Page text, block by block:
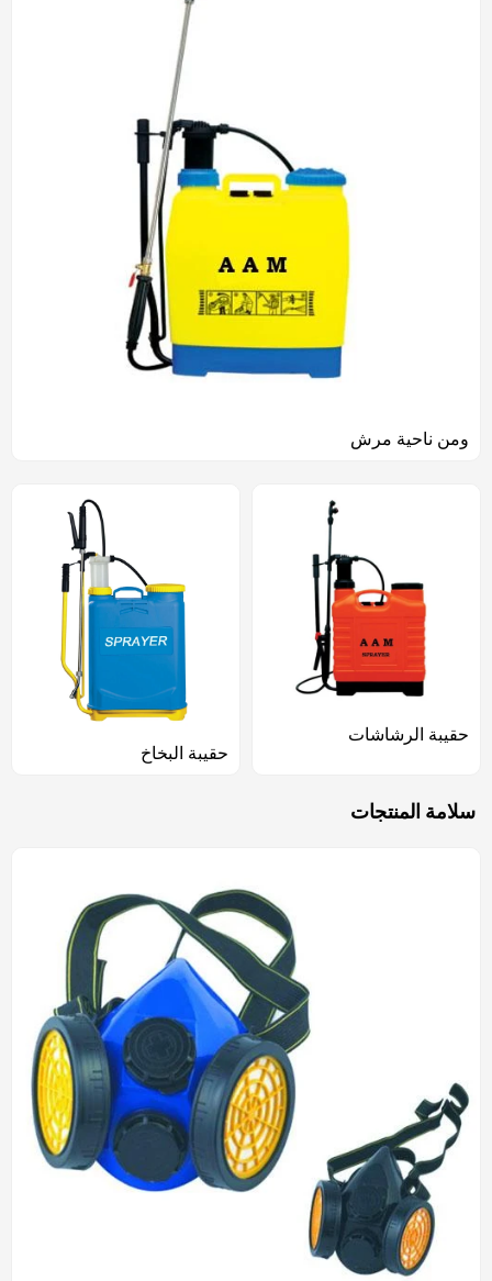
ومن ناحية مرش
حقيبة الرشاشات
حقيبة البخاخ
سلامة المنتجات